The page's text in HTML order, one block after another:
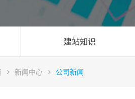
建站知识
新闻中心 公司新闻